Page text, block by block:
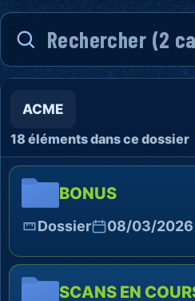
ACME
18 éléments dans ce dossier
BONUS
Dossier 08/03/2026
SCANS EN